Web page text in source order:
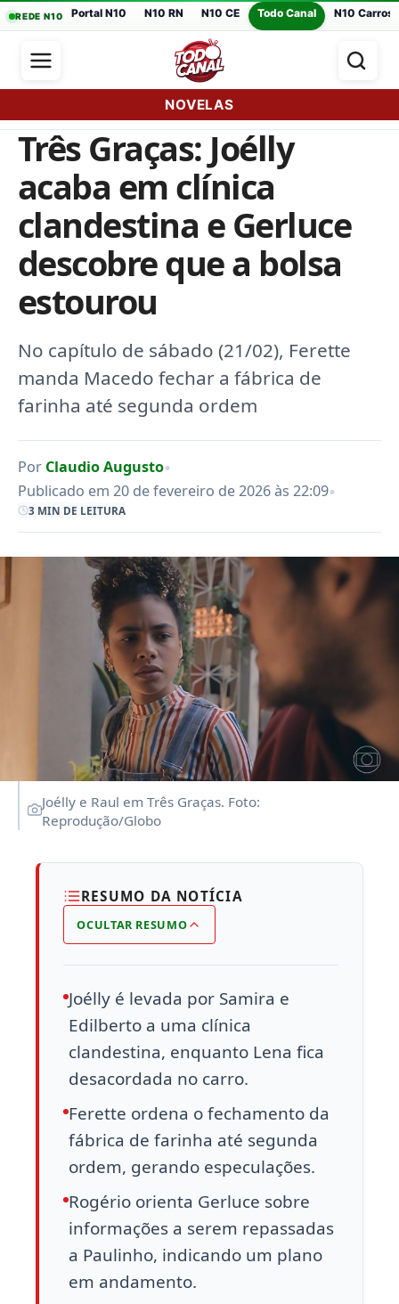
REDE N10 Portal N10 N10 RN N10 CE Todo Canal N10 Carros
NOVELAS
Três Graças: Joélly
acaba em clínica
clandestina e Gerluce
descobre que a bolsa
estourou
No capítulo de sábado (21/02), Ferette
manda Macedo fechar a fábrica de
farinha até segunda ordem
Por Claudio Augusto•
Publicado em 20 de fevereiro de 2026 às 22:09•
3 MIN DE LEITURA
Joélly e Raul em Três Graças. Foto:
Reprodução/Globo
RESUMO DA NOTÍCIA
OCULTAR RESUMO
Joélly é levada por Samira e
Edilberto a uma clínica
clandestina, enquanto Lena fica
desacordada no carro.
Ferette ordena o fechamento da
fábrica de farinha até segunda
ordem, gerando especulações.
Rogério orienta Gerluce sobre
informações a serem repassadas
a Paulinho, indicando um plano
em andamento.